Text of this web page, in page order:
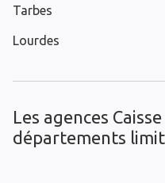
Tarbes
Lourdes
Les agences
départements